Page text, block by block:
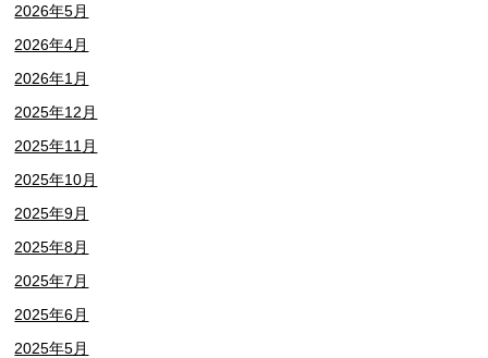
2026年5月
2026年4月
2026年1月
2025年12月
2025年11月
2025年10月
2025年9月
2025年8月
2025年7月
2025年6月
2025年5月